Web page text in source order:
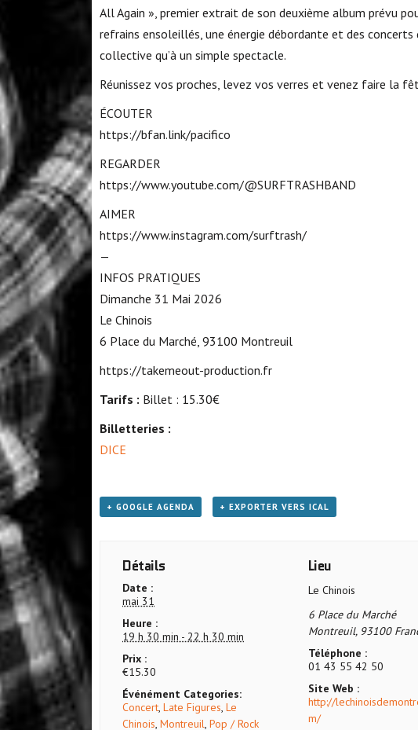
All Again », premier extrait de son deuxième album prévu
refrains ensoleillés, une énergie débordante et des
collective qu’à un simple spectacle.
Réunissez vos proches, levez vos verres et venez faire la
ÉCOUTER
https://bfan.link/pacifico
REGARDER
https://www.youtube.com/@SURFTRASHBAND
AIMER
https://www.instagram.com/surftrash/
—
INFOS PRATIQUES
Dimanche 31 Mai 2026
Le Chinois
6 Place du Marché, 93100 Montreuil
https://takemeout-production.fr
Tarifs : Billet : 15.30€
Billetteries :
DICE
+ GOOGLE AGENDA + EXPORTER VERS ICAL
Détails
Date :
mai 31
Heure :
19 h 30 min - 22 h 30 min
Prix :
€15.30
Événément Categories:
Concert,Late Figures,Le
Chinois,Montreuil,Pop / Rock
Lieu
Le Chinois
6 Place du Marché
Montreuil, 93100
Téléphone :
01 43 55 42 50
Site Web :
http://
m/